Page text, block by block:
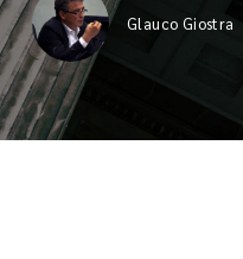
Glauco Giostra